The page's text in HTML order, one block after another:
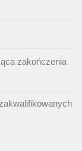
zakończenia